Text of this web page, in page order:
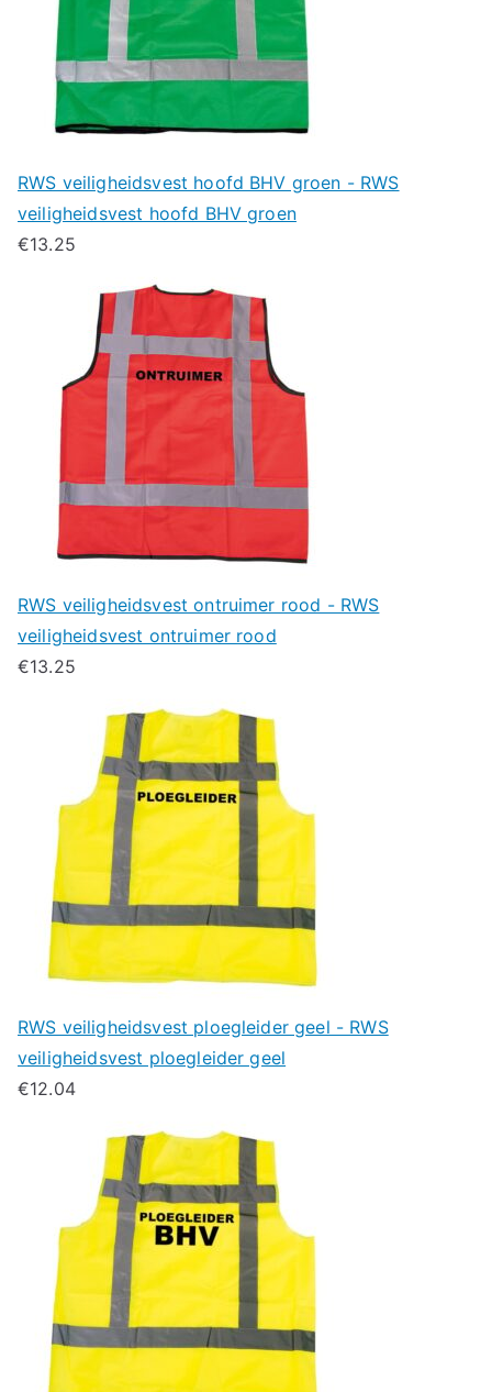
RWS veiligheidsvest hoofd BHV groen - RWS
veiligheidsvest hoofd BHV groen
€13.25
RWS veiligheidsvest ontruimer rood - RWS
veiligheidsvest ontruimer rood
€13.25
RWS veiligheidsvest ploegleider geel - RWS
veiligheidsvest ploegleider geel
€12.04